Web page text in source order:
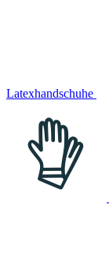
Latexhandschuhe